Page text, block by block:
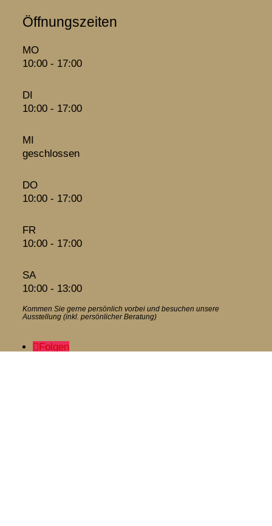
Öffnungszeiten
MO
10:00 - 17:00
DI
10:00 - 17:00
MI
geschlossen
DO
10:00 - 17:00
FR
10:00 - 17:00
SA
10:00 - 13:00
Kommen Sie gerne persönlich vorbei und besuchen unsere
Ausstellung (inkl. persönlicher Beratung)
Folgen